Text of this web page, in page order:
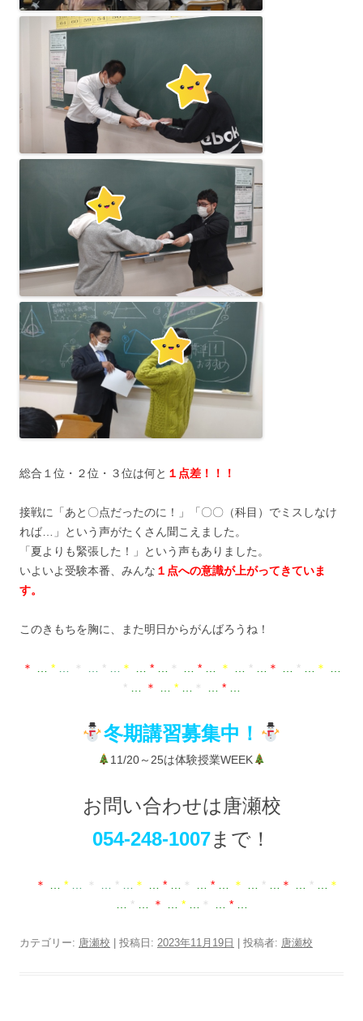
総合１位・２位・３位は何と １点差！！！
接戦に「あと〇点だったのに！」「〇〇（科目）でミスしなけ
れば…」という声がたくさん聞こえました。
「夏よりも緊張した！」という声もありました。
いよいよ受験本番、みんな １点への意識が上がってきていま
す。
このきもちを胸に、また明日からがんばろうね！
＊ * ＊ * ＊ * ＊ * ＊ * ＊ * ＊
*
＊ *… ＊ *
冬期講習募集中！
11/20～25は体験授業WEEK
お問い合わせは唐瀬校
054-248-1007まで！
＊ * ＊ * ＊ * ＊ * ＊ * ＊ *
＊
* ＊ *… ＊ *
カテゴリー: 唐瀬校 | 投稿日: 2023年11月19日 | 投稿者: 唐瀬校